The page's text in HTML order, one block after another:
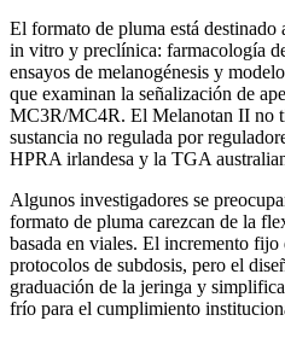
El formato de pluma está
in vitro y preclínica: farmacología
ensayos de melanogénesis y
que examinan la señalización de
MC3R/MC4R. El Melanotan II no
sustancia no regulada por
HPRA irlandesa y la TGA
Algunos investigadores se
formato de pluma carezcan de la
basada en viales. El incremento
protocolos de subdosis, pero el
graduación de la jeringa y
frío para el cumplimiento